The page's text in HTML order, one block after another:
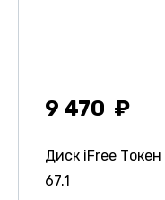
9 470
Диск iFree Токен
67.1